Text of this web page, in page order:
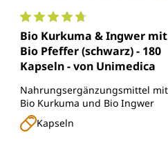
Durchschnittliche
Bio Kurkuma & Ingwer mit
Bio Pfeffer (schwarz) - 180
Kapseln - von Unimedica
Nahrungsergänzungsmittel mit
Bio Kurkuma und Bio Ingwer
Kapseln